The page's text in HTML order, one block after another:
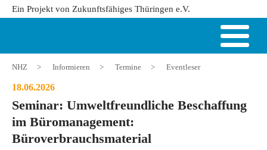
Ein Projekt von Zukunftsfähiges Thüringen e.V.
NHZ > Informieren > Termine > Eventleser
18.06.2026
Seminar: Umweltfreundliche Beschaffung
im Büromanagement:
Büroverbrauchsmaterial